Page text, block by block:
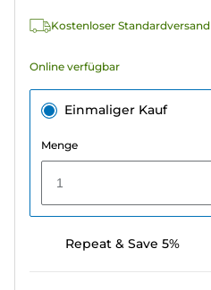
Kostenloser Standardversand
Online verfügbar
Einmaliger Kauf
Menge
1
Repeat & Save 5%